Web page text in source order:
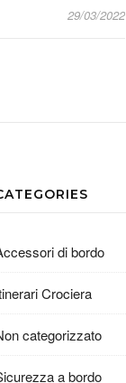
29/03/2022
di bordo
Crociera
categorizzato
a bordo